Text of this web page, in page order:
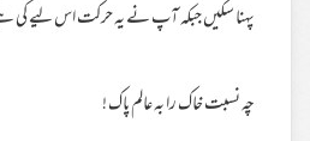
پہنا سکیں جبکہ آپ نے یہ حرکت اس لیے کی ہے
چہ نسبت خاک را بہ عالم پاک !